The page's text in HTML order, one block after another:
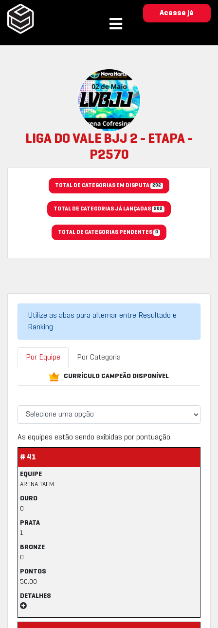
Acesse já
LIGA DO VALE BJJ 2 - ETAPA -
P2570
TOTAL DE CATEGORIAS EM DISPUTA 202
TOTAL DE CATEGORIAS JÁ LANÇADAS 202
TOTAL DE CATEGORIAS PENDENTES 0
Utilize as abas para alternar entre Resultado e
Ranking
Por Equipe Por Categoria
CURRÍCULO CAMPEÃO DISPONÍVEL
As equipes estão sendo exibidas por pontuação.
# 41
EQUIPE
ARENA TAEM
OURO
0
PRATA
1
BRONZE
0
PONTOS
50,00
DETALHES